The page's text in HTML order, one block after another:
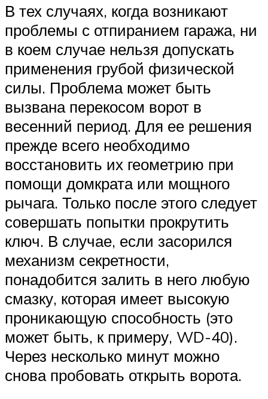
В тех случаях, когда возникают
проблемы с отпиранием гаража, ни
в коем случае нельзя допускать
применения грубой физической
силы. Проблема может быть
вызвана перекосом ворот в
весенний период. Для ее решения
прежде всего необходимо
восстановить их геометрию при
помощи домкрата или мощного
рычага. Только после этого следует
совершать попытки прокрутить
ключ. В случае, если засорился
механизм секретности,
понадобится залить в него любую
смазку, которая имеет высокую
проникающую способность (это
может быть, к примеру, WD-40).
Через несколько минут можно
снова пробовать открыть ворота.